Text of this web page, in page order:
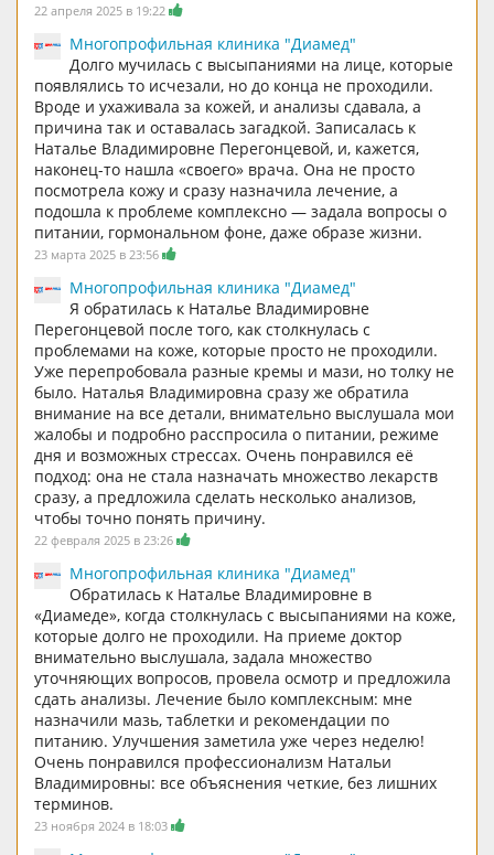
22 апреля 2025 в 19:22
Многопрофильная клиника "Диамед"
Долго мучилась с высыпаниями на лице, которые
появлялись то исчезали, но до конца не проходили.
Вроде и ухаживала за кожей, и анализы сдавала, а
причина так и оставалась загадкой. Записалась к
Наталье Владимировне Перегонцевой, и, кажется,
наконец-то нашла «своего» врача. Она не просто
посмотрела кожу и сразу назначила лечение, а
подошла к проблеме комплексно — задала вопросы о
питании, гормональном фоне, даже образе жизни.
23 марта 2025 в 23:56
Многопрофильная клиника "Диамед"
Я обратилась к Наталье Владимировне
Перегонцевой после того, как столкнулась с
проблемами на коже, которые просто не проходили.
Уже перепробовала разные кремы и мази, но толку не
было. Наталья Владимировна сразу же обратила
внимание на все детали, внимательно выслушала мои
жалобы и подробно расспросила о питании, режиме
дня и возможных стрессах. Очень понравился её
подход: она не стала назначать множество лекарств
сразу, а предложила сделать несколько анализов,
чтобы точно понять причину.
22 февраля 2025 в 23:26
Многопрофильная клиника "Диамед"
Обратилась к Наталье Владимировне в
«Диамеде», когда столкнулась с высыпаниями на коже,
которые долго не проходили. На приеме доктор
внимательно выслушала, задала множество
уточняющих вопросов, провела осмотр и предложила
сдать анализы. Лечение было комплексным: мне
назначили мазь, таблетки и рекомендации по
питанию. Улучшения заметила уже через неделю!
Очень понравился профессионализм Натальи
Владимировны: все объяснения четкие, без лишних
терминов.
23 ноября 2024 в 18:03